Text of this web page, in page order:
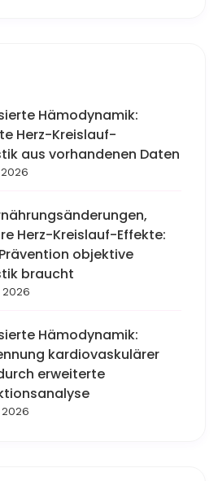
Hämodynamik:
Herz-Kreislauf-
aus vorhandenen Daten
Herz-Kreislauf-Effekte:
objektive
braucht
Hämodynamik:
kardiovaskulärer
erweiterte